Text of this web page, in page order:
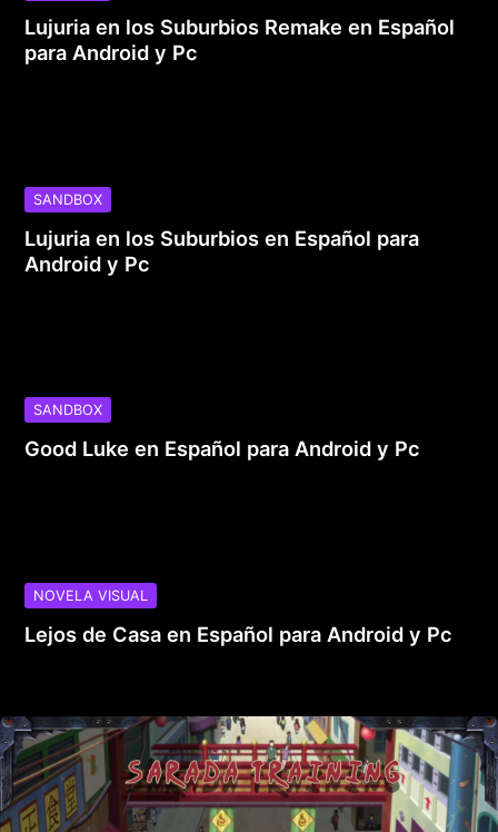
Lujuria en los Suburbios Remake en Español
para Android y Pc
SANDBOX
Lujuria en los Suburbios en Español para
Android y Pc
SANDBOX
Good Luke en Español para Android y Pc
NOVELA VISUAL
Lejos de Casa en Español para Android y Pc